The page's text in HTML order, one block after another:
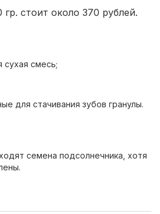
стоит около 370 рублей.
сухая смесь;
для стачивания зубов гранулы.
семена подсолнечника, хотя